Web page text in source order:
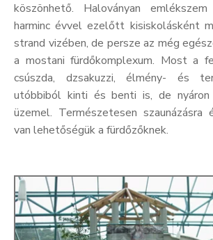
köszönhető. Haloványan
harminc évvel ezelőtt kisiskolásként
strand vizében, de persze az még
a mostani fürdőkomplexum. Most a
csúszda, dzsakuzzi, élmény- és
utóbbiból kinti és benti is, de
üzemel. Természetesen szaunázásra
van lehetőségük a fürdőzőknek.